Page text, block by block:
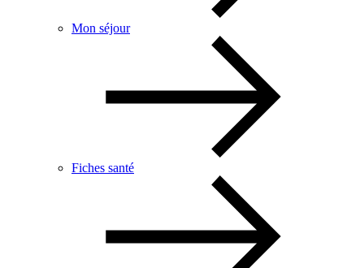
Mon séjour
Fiches santé